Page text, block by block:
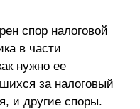
спор налоговой
в части
нужно ее
за налоговый
и другие споры.